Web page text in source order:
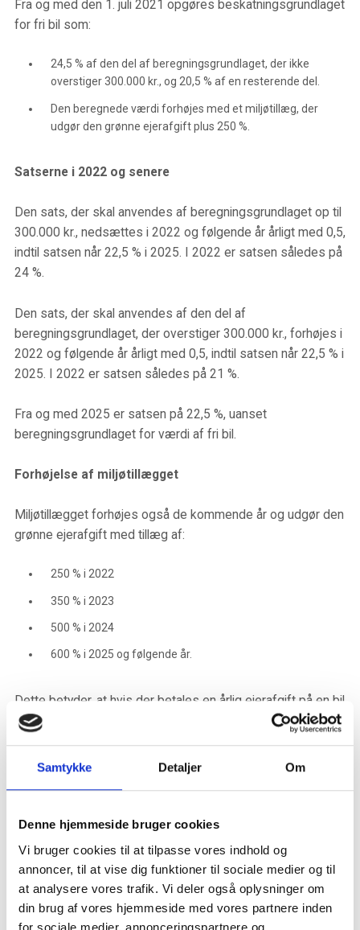
Samtykke Detaljer Om
Denne hjemmeside bruger cookies
Vi bruger cookies til at tilpasse vores indhold og
annoncer, til at vise dig funktioner til sociale medier og til
at analysere vores trafik. Vi deler også oplysninger om
din brug af vores hjemmeside med vores partnere inden
for sociale medier, annonceringspartnere og
Fra og med den 1. juli 2021 opgøres beskatningsgrundlaget
for fri bil som:
24,5 % af den del af beregningsgrundlaget, der ikke
overstiger 300.000 kr., og 20,5 % af en resterende del.
Den beregnede værdi forhøjes med et miljøtillæg, der
udgør den grønne ejerafgift plus 250 %.
Satserne i 2022 og senere
Den sats, der skal anvendes af beregningsgrundlaget op til
300.000 kr., nedsættes i 2022 og følgende år årligt med 0,5,
indtil satsen når 22,5 % i 2025. I 2022 er satsen således på
24 %.
Den sats, der skal anvendes af den del af
beregningsgrundlaget, der overstiger 300.000 kr., forhøjes i
2022 og følgende år årligt med 0,5, indtil satsen når 22,5 % i
2025. I 2022 er satsen således på 21 %.
Fra og med 2025 er satsen på 22,5 %, uanset
beregningsgrundlaget for værdi af fri bil.
Forhøjelse af miljøtillægget
Miljøtillægget forhøjes også de kommende år og udgør den
grønne ejerafgift med tillæg af:
250 % i 2022
350 % i 2023
500 % i 2024
600 % i 2025 og følgende år.
Dette betyder, at hvis der betales en årlig ejerafgift på en bil
på eksempelvis 3.000 kr., udgjorde miljøtillægget i 2020
året. For 2025 vil miljøtillægget udgøre 3.000 kr. + 18.000 kr.
Elbil og arbejdsgiverbetalt ladestander på bopælen
Arbejdsgiverbetalt ladestander på bopælen skal fra og med
den 1. juli 2021 ikke længere indgå i beskatningsgrundlaget
for fri bil, når medarbejderen har fri bil i form af en elbil eller
en pluginhybridbil.